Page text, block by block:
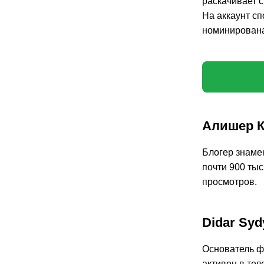
На аккаунт
Алишер
Блогер
почти 900
просмотров.
Didar
Основатель